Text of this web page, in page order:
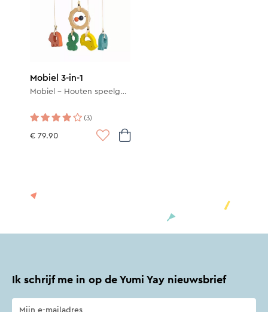
Mobiel 3-in-1
Mobiel - Houten speelgoed - Legpuzzel
(3)
€ 79.90
Ik schrijf me in op de Yumi Yay nieuwsbrief